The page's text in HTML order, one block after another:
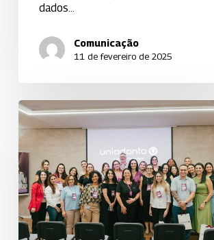
dados…
Comunicação
11 de fevereiro de 2025
Encontro
RH’s
reúne
40
representantes
em
Londrina